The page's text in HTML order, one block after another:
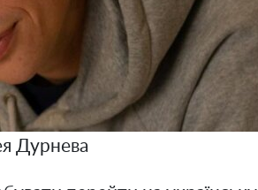
Дурнева